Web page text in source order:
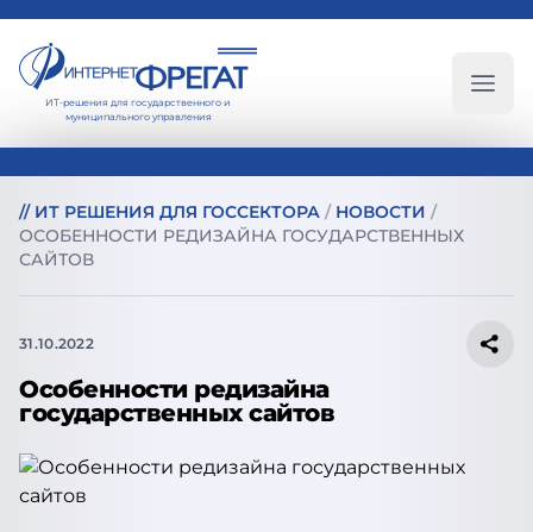
ИТ-решения для государственного и
муниципального управления
// ИТ РЕШЕНИЯ ДЛЯ ГОССЕКТОРА / НОВОСТИ /
ОСОБЕННОСТИ РЕДИЗАЙНА ГОСУДАРСТВЕННЫХ
САЙТОВ
31.10.2022
Особенности редизайна
государственных сайтов